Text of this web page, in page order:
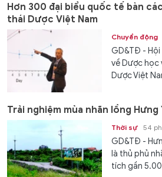
Hơn 300 đại biểu quốc tế bàn
thái Dược Việt Nam
Chuyển động
GD&TĐ -
về Dược học
Dược Việt
Trải nghiệm mùa nhãn lồng Hưng
Thời sự 54
GD&TĐ -
là thủ phủ
tích gần